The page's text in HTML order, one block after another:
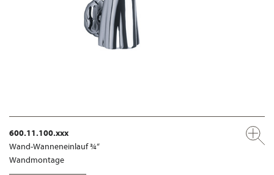
600.11.100.xxx
Wand-Wanneneinlauf ¾“
Wandmontage